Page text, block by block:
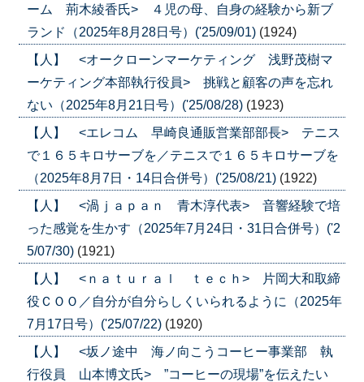
ーム 荊木綾香氏> ４児の母、自身の経験から新ブ
ランド（2025年8月28日号）('25/09/01) (1924)
【人】 <オークローンマーケティング 浅野茂樹マ
ーケティング本部執行役員> 挑戦と顧客の声を忘れ
ない（2025年8月21日号）('25/08/28) (1923)
【人】 <エレコム 早崎良通販営業部部長> テニス
で１６５キロサーブを／テニスで１６５キロサーブを
（2025年8月7日・14日合併号）('25/08/21) (1922)
【人】 <渦ｊａｐａｎ 青木淳代表> 音響経験で培
った感覚を生かす（2025年7月24日・31日合併号）('2
5/07/30) (1921)
【人】 <ｎａｔｕｒａｌ ｔｅｃｈ> 片岡大和取締
役ＣＯＯ／自分が自分らしくいられるように（2025年
7月17日号）('25/07/22) (1920)
【人】 <坂ノ途中 海ノ向こうコーヒー事業部 執
行役員 山本博文氏> ”コーヒーの現場”を伝えたい